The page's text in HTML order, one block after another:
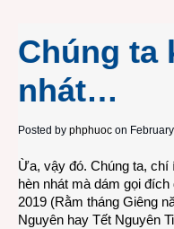
Chúng ta
nhát…
Posted by phphuoc on
Ừa, vậy đó. Chúng ta, chí
hèn nhát mà dám gọi
2019 (Rằm tháng Giêng
Nguyên hay Tết Nguyên